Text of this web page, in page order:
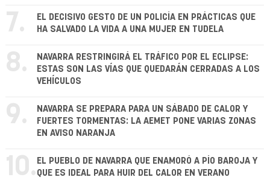
7.
EL DECISIVO GESTO DE UN POLICÍA EN PRÁCTICAS QUE
HA SALVADO LA VIDA A UNA MUJER EN TUDELA
8.
NAVARRA RESTRINGIRÁ EL TRÁFICO POR EL ECLIPSE:
ESTAS SON LAS VÍAS QUE QUEDARÁN CERRADAS A LOS
VEHÍCULOS
9.
NAVARRA SE PREPARA PARA UN SÁBADO DE CALOR Y
FUERTES TORMENTAS: LA AEMET PONE VARIAS ZONAS
EN AVISO NARANJA
10. EL PUEBLO DE NAVARRA QUE ENAMORÓ A PÍO BAROJA Y
QUE ES IDEAL PARA HUIR DEL CALOR EN VERANO